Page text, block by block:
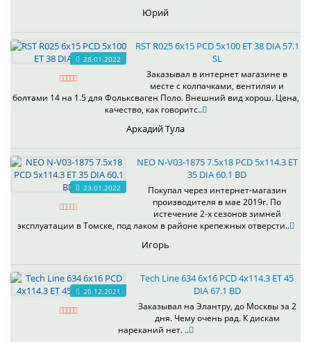
Юрий
28.01.2022
RST R025 6x15 PCD 5x100 ET 38 DIA 57.1
SL
Заказывал в интернет магазине в
месте с колпачками, вентиляи и
болтами 14 на 1.5 для Фольксваген Поло. Внешний вид хорош. Цена,
качество, как говоритс..
Аркадий Тула
23.01.2022
NEO N-V03-1875 7.5x18 PCD 5x114.3 ET
35 DIA 60.1 BD
Покупал через интернет-магазин
производителя в мае 2019г. По
истечение 2-х сезонов зимней
эксплуатации в Томске, под лаком в районе крепежных отверсти..
Игорь
20.12.2021
Tech Line 634 6x16 PCD 4x114.3 ET 45
DIA 67.1 BD
Заказывал на Элантру, до Москвы за 2
дня. Чему очень рад. К дискам
нареканий нет. ..